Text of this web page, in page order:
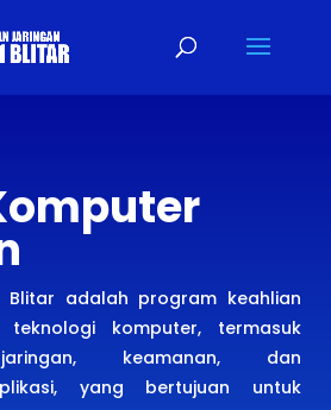
Blitar adalah program keahlian
komputer, termasuk
keamanan, dan
yang bertujuan untuk